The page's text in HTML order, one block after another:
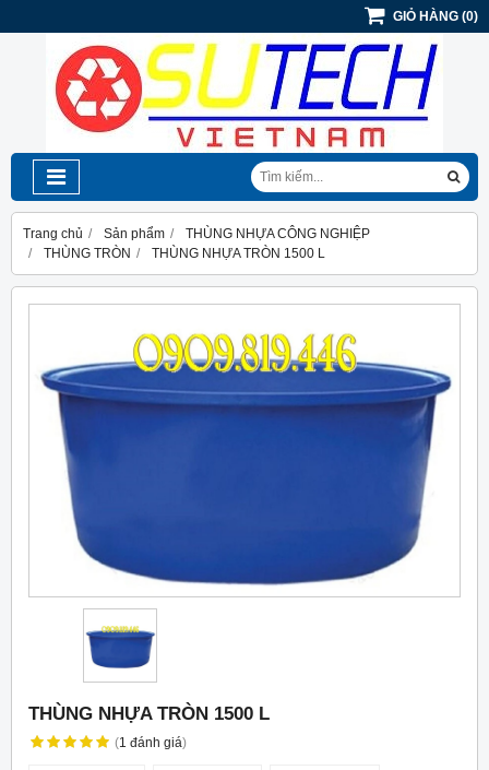
GIỎ HÀNG (0)
Trang chủ Sản phẩm
THÙNG NHỰA CÔNG NGHIỆP
THÙNG TRÒN
THÙNG NHỰA TRÒN 1500 L
THÙNG NHỰA TRÒN 1500 L
(1 đánh giá)